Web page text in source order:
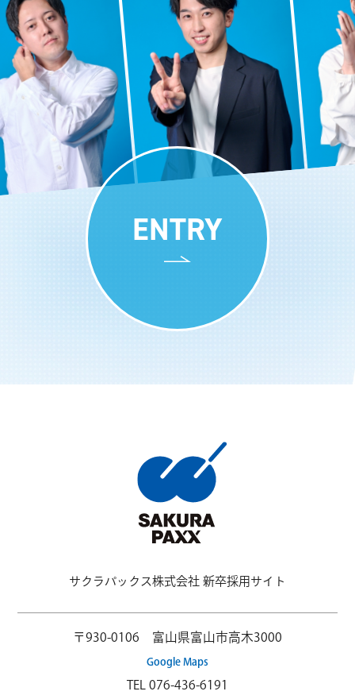
ENTRY
サクラパックス株式会社 新卒採用サイト
〒930-0106 富山県富山市高木3000
Google Maps
TEL 076-436-6191